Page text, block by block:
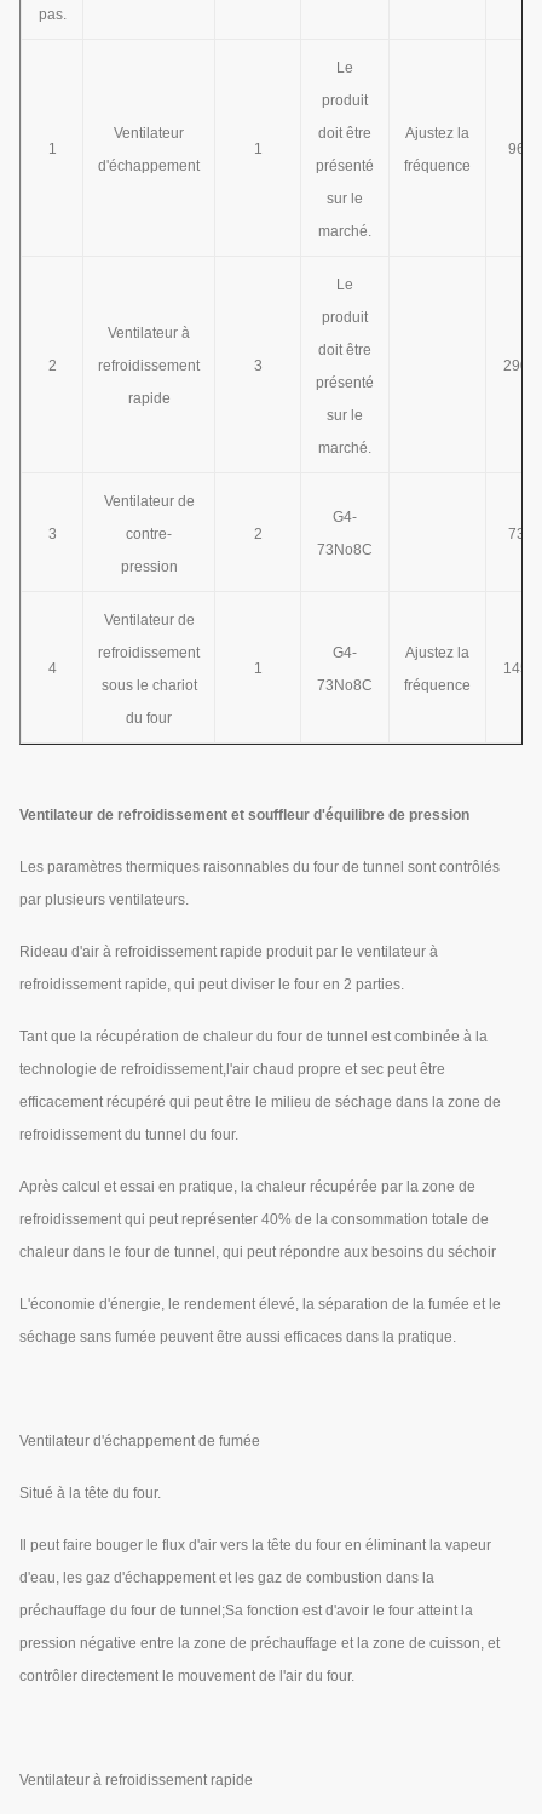
pas.
1
Ventilateur
d'échappement
1
Le
produit
doit être
présenté
sur le
marché.
Ajustez la
fréquence
960
2
Ventilateur à
refroidissement
rapide
3
Le
produit
doit être
présenté
sur le
marché.
2900
3
Ventilateur de
contre-
pression
2
G4-
73No8C
730
4
Ventilateur de
refroidissement
sous le chariot
du four
1
G4-
73No8C
Ajustez la
fréquence
1450
Ventilateur de refroidissement et souffleur d'équilibre de pression
Les paramètres thermiques raisonnables du four de tunnel sont contrôlés
par plusieurs ventilateurs.
Rideau d'air à refroidissement rapide produit par le ventilateur à
refroidissement rapide, qui peut diviser le four en 2 parties.
Tant que la récupération de chaleur du four de tunnel est combinée à la
technologie de refroidissement,l'air chaud propre et sec peut être
efficacement récupéré qui peut être le milieu de séchage dans la zone de
refroidissement du tunnel du four.
Après calcul et essai en pratique, la chaleur récupérée par la zone de
refroidissement qui peut représenter 40% de la consommation totale de
chaleur dans le four de tunnel, qui peut répondre aux besoins du séchoir
L'économie d'énergie, le rendement élevé, la séparation de la fumée et le
séchage sans fumée peuvent être aussi efficaces dans la pratique.
Ventilateur d'échappement de fumée
Situé à la tête du four.
Il peut faire bouger le flux d'air vers la tête du four en éliminant la vapeur
d'eau, les gaz d'échappement et les gaz de combustion dans la
préchauffage du four de tunnel;Sa fonction est d'avoir le four atteint la
pression négative entre la zone de préchauffage et la zone de cuisson, et
contrôler directement le mouvement de l'air du four.
Ventilateur à refroidissement rapide